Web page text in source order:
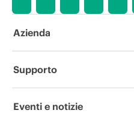
variazioni delle
promozione ed
Azienda
Informazioni su HPE
Supporto
Operational support services
Eventi e notizie